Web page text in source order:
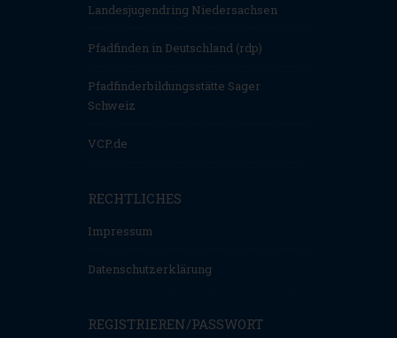
Landesjugendring Niedersachsen
Pfadfinden in Deutschland (rdp)
Pfadfinderbildungsstätte Sager
Schweiz
VCP.de
RECHTLICHES
Impressum
Datenschutzerklärung
REGISTRIEREN/PASSWORT